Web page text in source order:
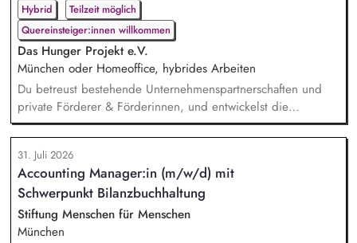
Hybrid
Teilzeit möglich
Quereinsteiger:innen willkommen
Das Hunger Projekt e.V.
München oder Homeoffice, hybrides Arbeiten
Du betreust bestehende Unternehmenspartnerschaften und
private Förderer & Förderinnen, und entwickelst die
Zusammenarbeit systematisch weiter. Du identifizierst neue
Unternehmen und Förderer & Förderinnen und sprichst sie
aktiv an. Du planst und setzt Fundraising-Maßnahmen
eigenständig um und verfolgst deren Ergebnisse. Du
arbeitest eng mit der Landesdirektion, dem Marketing und
unseren Prog...
31. Juli 2026
Accounting Manager:in (m/w/d) mit
Schwerpunkt Bilanzbuchhaltung
Stiftung Menschen für Menschen
München